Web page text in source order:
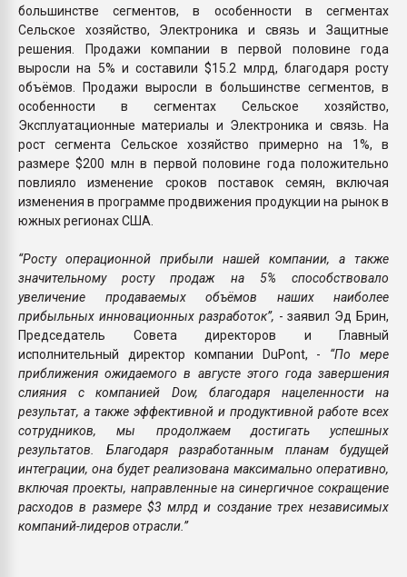
большинстве сегментов, в особенности в сегментах
Сельское хозяйство, Электроника и связь и Защитные
решения. Продажи компании в первой половине года
выросли на 5% и составили $15.2 млрд, благодаря росту
объёмов. Продажи выросли в большинстве сегментов, в
особенности в сегментах Сельское хозяйство,
Эксплуатационные материалы и Электроника и связь. На
рост сегмента Сельское хозяйство примерно на 1%, в
размере $200 млн в первой половине года положительно
повлияло изменение сроков поставок семян, включая
изменения в программе продвижения продукции на рынок в
южных регионах США.
“Росту операционной прибыли нашей компании, а также
значительному росту продаж на 5% способствовало
увеличение продаваемых объёмов наших наиболее
прибыльных инновационных разработок”, - заявил Эд Брин,
Председатель Совета директоров и Главный
исполнительный директор компании DuPont, - “По мере
приближения ожидаемого в августе этого года завершения
слияния с компанией Dow, благодаря нацеленности на
результат, а также эффективной и продуктивной работе всех
сотрудников, мы продолжаем достигать успешных
результатов. Благодаря разработанным планам будущей
интеграции, она будет реализована максимально оперативно,
включая проекты, направленные на синергичное сокращение
расходов в размере $3 млрд и создание трех независимых
компаний-лидеров отрасли.”